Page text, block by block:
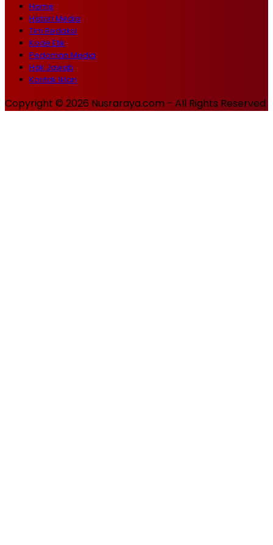
Home
Histori Media
Tim Redaksi
Kode Etik
Pedoman Media
Hak Jawab
Kontak Iklan
Copyright © 2026 Nusraraya.com - All Rights Reserved